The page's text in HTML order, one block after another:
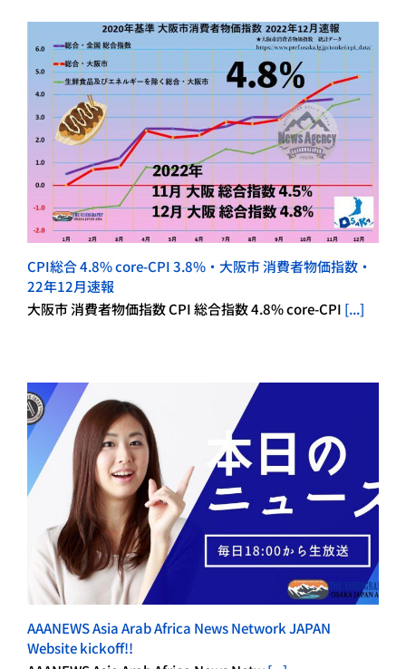
CPI総合 4.8% core-CPI 3.8%・大阪市 消費者物価指数・
22年12月速報
大阪市 消費者物価指数 CPI 総合指数 4.8% core-CPI [...]
AAANEWS Asia Arab Africa News Network JAPAN
Website kickoff!!